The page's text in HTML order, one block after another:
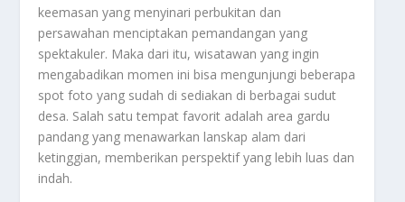
keemasan yang menyinari perbukitan dan
persawahan menciptakan pemandangan yang
spektakuler. Maka dari itu, wisatawan yang ingin
mengabadikan momen ini bisa mengunjungi beberapa
spot foto yang sudah di sediakan di berbagai sudut
desa. Salah satu tempat favorit adalah area gardu
pandang yang menawarkan lanskap alam dari
ketinggian, memberikan perspektif yang lebih luas dan
indah.